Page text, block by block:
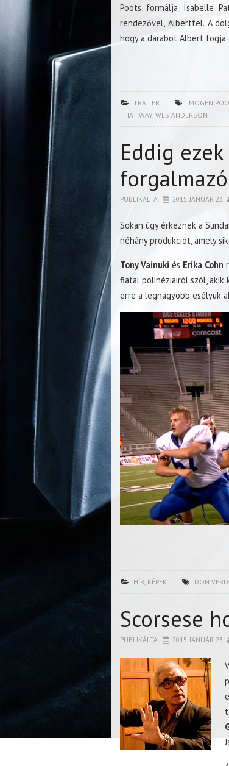
Poots formálja Isabelle
rendezővel, Alberttel. A
hogy a darabot Albert fogja
TRAILER IMOGEN
THAT WAY, WES ANDERSON
Eddig
PUBLIKÁLTA 2015. JANUÁR 23.
Sokan úgy érkeznek a
néhány produkciót, amely
Tony Vainuki és Erika Cohn
fiatal polinéziairól szól, akik
erre a legnagyobb esélyük
HÍR KÉPEK DON
Scorsese
PUBLIKÁLTA 2015. JANUÁR 23.